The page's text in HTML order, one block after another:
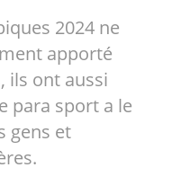
2024 ne
apporté
ils ont aussi
para sport a le
gens et